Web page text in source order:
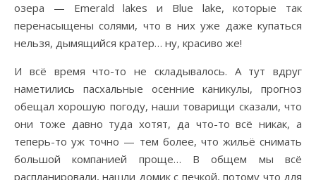
озера — Emerald lakes и Blue lake, которые так
перенасыщены солями, что в них уже даже купаться
нельзя, дымящийся кратер… ну, красиво же!
И всё время что-то не складывалось. А тут вдруг
наметились пасхальные осенние каникулы, прогноз
обещал хорошую погоду, наши товарищи сказали, что
они тоже давно туда хотят, да что-то всё никак, а
теперь-то уж точно — тем более, что жильё снимать
большой компанией проще… В общем мы всё
распланировали, нашли домик с печкой, потому что для